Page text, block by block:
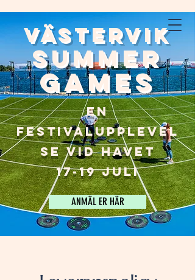
Västervik
Summer
Games
En
FESTIVALupplevel
se vid Havet
17-19 JULI
ANMÄL ER HÄR